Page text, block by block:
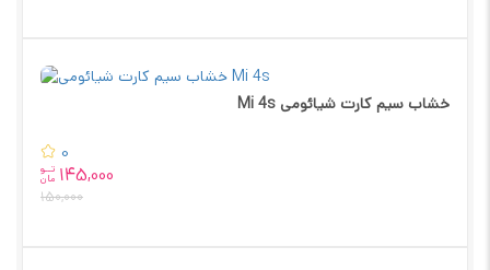
خشاب سیم کارت شیائومی Mi 4s
0
تــو
مان 145,000
150,000